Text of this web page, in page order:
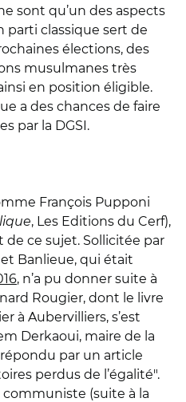
sont qu’un des aspects
parti classique sert de
élections, des
musulmanes très
en position éligible.
a des chances de faire
par la DGSI.
François Pupponi
, Les Editions du Cerf),
ce sujet. Sollicitée par
et Banlieue, qui était
, n’a pu donner suite à
Rougier, dont le livre
à Aubervilliers, s’est
Derkaoui, maire de la
répondu par un article
perdus de l’égalité".
communiste (suite à la